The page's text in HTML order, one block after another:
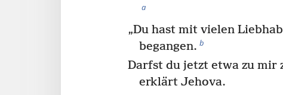
a
„Du hast mit vielen
begangen. b
Darfst du jetzt etwa zu mir
erklärt Jehova.